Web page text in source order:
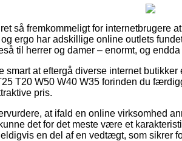
så fremkommeligt for internetbrugere
ergo har adskillige online outlets
til herrer og damer – enormt, og
at eftergå diverse internet
T20 W50 W40 W35 forinden du
pris.
at ifald en online virksomhed
det for det meste være et
en del af en vedtægt, som sikrer